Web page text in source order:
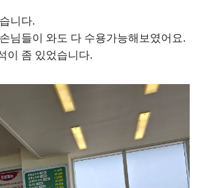
니다.
님들이 와도 다 수용가능해보였어요.
이 좀 있었습니다.